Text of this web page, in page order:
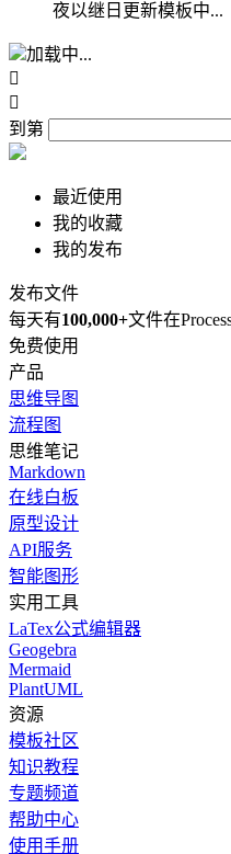
夜以继日更新模板中...
加载中...


到第
最近使用
我的收藏
我的发布
发布文件
每天有100,000+文件在
免费使用
产品
思维导图
流程图
思维笔记
Markdown
在线白板
原型设计
API服务
智能图形
实用工具
LaTex公式编辑器
Geogebra
Mermaid
PlantUML
资源
模板社区
知识教程
专题频道
帮助中心
使用手册